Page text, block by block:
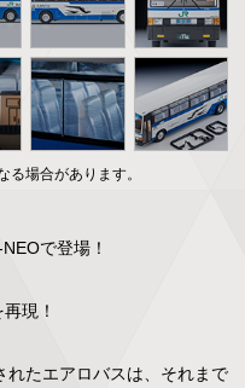
場合があります。
で登場！
現！
れたエアロバスは、それまで